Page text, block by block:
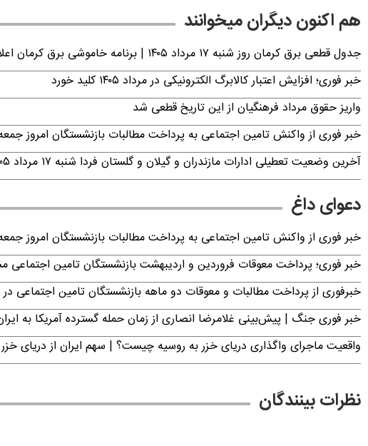
هم اکنون دیگران میخوانند
جدول قطعی برق کرمان روز شنبه ۱۷ مرداد ۱۴۰۵ | برنامه خاموشی برق کرمان اعلام شد
خبر فوری؛ افزایش اعتبار کالابرگ الکترونیکی در مرداد ۱۴۰۵ کلید خورد
واریز حقوق مرداد فرهنگیان از این تاریخ قطعی شد
خبر فوری از واکنش تامین اجتماعی به پرداخت مطالبات بازنشستگان امروز جمعه ۱۶ مرداد
آخرین وضعیت تعطیلی ادارات مازندران و گیلان و گلستان فردا شنبه ۱۷ مرداد ۱۴۰۵
دعوای داغ
خبر فوری از واکنش تامین اجتماعی به پرداخت مطالبات بازنشستگان امروز جمعه ۱۶ مرداد
خبر فوری؛ پرداخت معوقات فروردین و اردیبهشت بازنشستگان تامین
خبرفوری از پرداخت مطالبات و معوقات دو ماهه بازنشستگان تامین اجتماعی در
خبر فوری جنگ | پیش‌بینی غلامرضا انصاری از زمان حمله گسترده آمریکا به
واقعیت ماجرای واگذاری دریای خزر به روسیه چیست؟ | سهم ایران از دریای خزر
نظرات بینندگان